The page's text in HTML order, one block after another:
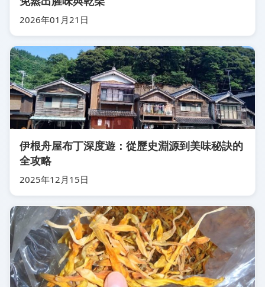
2026年01月21日
伊根舟屋布丁深度遊：從歷史淵源到美味秘訣的
全攻略
2025年12月15日